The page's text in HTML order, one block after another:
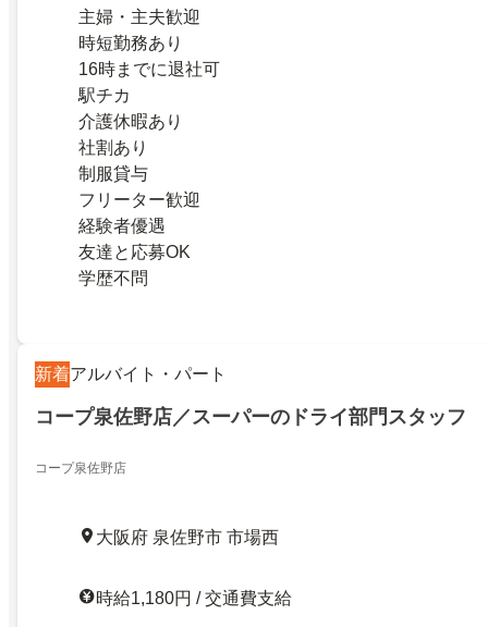
主婦・主夫歓迎
時短勤務あり
16時までに退社可
駅チカ
介護休暇あり
社割あり
制服貸与
フリーター歓迎
経験者優遇
友達と応募OK
学歴不問
新着アルバイト・パート
コープ泉佐野店／スーパーのドライ部門スタッフ
コープ泉佐野店
大阪府 泉佐野市 市場西
時給1,180円 / 交通費支給